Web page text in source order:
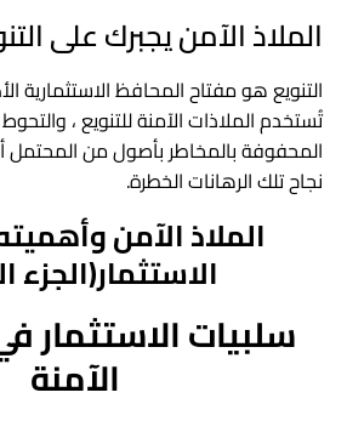
الملاذ الآمن يجبرك على
التنويع هو مفتاح المحافظ الاستثمارية
تُستخدم الملاذات الآمنة للتنويع ،
المحفوفة بالمخاطر بأصول من
نجاح تلك الرهانات الخطرة.
الملاذ الآمن
الاستثمار(الجزء
سلبيات الاستثمار
الآمنة